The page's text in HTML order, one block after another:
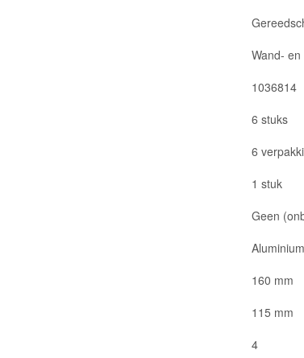
Wand-
1036814
6 stuks
6
1 stuk
Geen
Aluminium
160 mm
115 mm
4